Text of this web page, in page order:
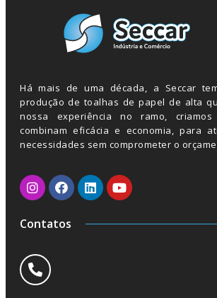
Há mais de uma década, a Seccar
produção de toalhas de papel de alta
nossa experiência no ramo,
combinam eficácia e economia, para
necessidades sem comprometer o
Contatos